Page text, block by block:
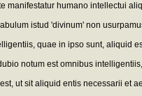
manifestatur humano intellectui
istud 'divinum' non
quae in ipso sunt, aliquid
notum est omnibus
ut sit aliquid entis necessarii et